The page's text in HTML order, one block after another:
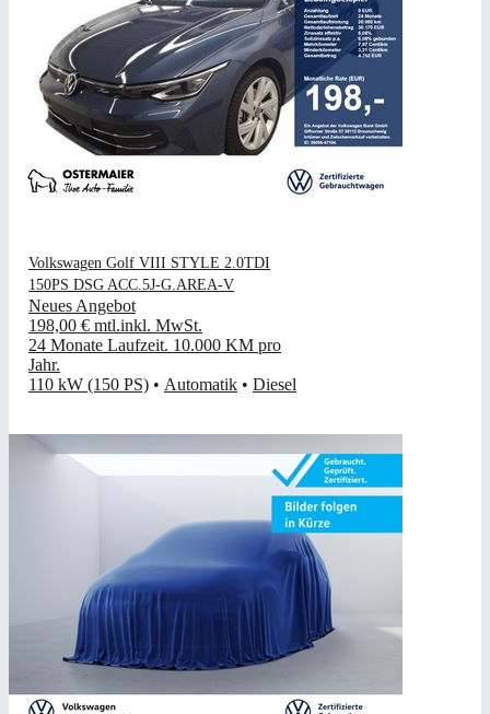
Volkswagen Golf VIII STYLE 2.0TDI
150PS DSG ACC.5J-G.AREA-V
Neues Angebot
198,00 € mtl.inkl. MwSt.
24 Monate Laufzeit. 10.000 KM pro
Jahr.
110 kW (150 PS) • Automatik • Diesel